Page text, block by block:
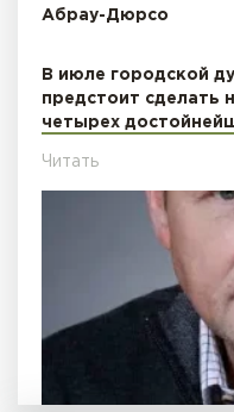
Абрау-Дюрсо
В июле городской
предстоит сделать
четырех
Читать